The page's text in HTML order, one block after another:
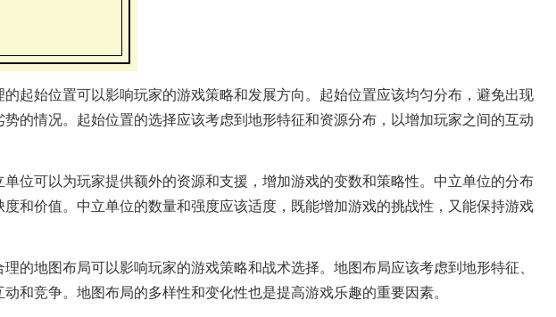
起始位置可以影响玩家的游戏策略和发展方向。起始位置应该均匀分布，避免出现
的情况。起始位置的选择应该考虑到地形特征和资源分布，以增加玩家之间的互动
位可以为玩家提供额外的资源和支援，增加游戏的变数和策略性。中立单位的分布
和价值。中立单位的数量和强度应该适度，既能增加游戏的挑战性，又能保持游戏
的地图布局可以影响玩家的游戏策略和战术选择。地图布局应该考虑到地形特征、
和竞争。地图布局的多样性和变化性也是提高游戏乐趣的重要因素。